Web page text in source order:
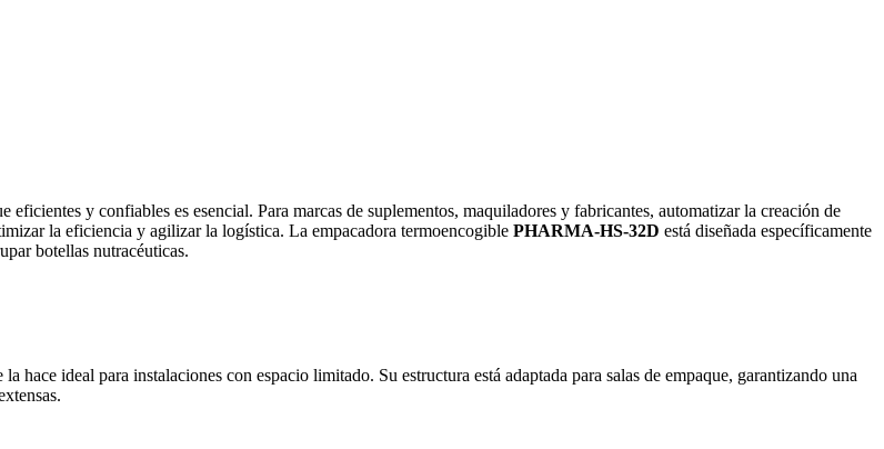
y confiables es esencial. Para marcas de suplementos, maquiladores y fabricantes, automatizar la creación de
la eficiencia y agilizar la logística. La empacadora termoencogible PHARMA-HS-32D está diseñada específicamente
botellas nutracéuticas.
hace ideal para instalaciones con espacio limitado. Su estructura está adaptada para salas de empaque, garantizando una